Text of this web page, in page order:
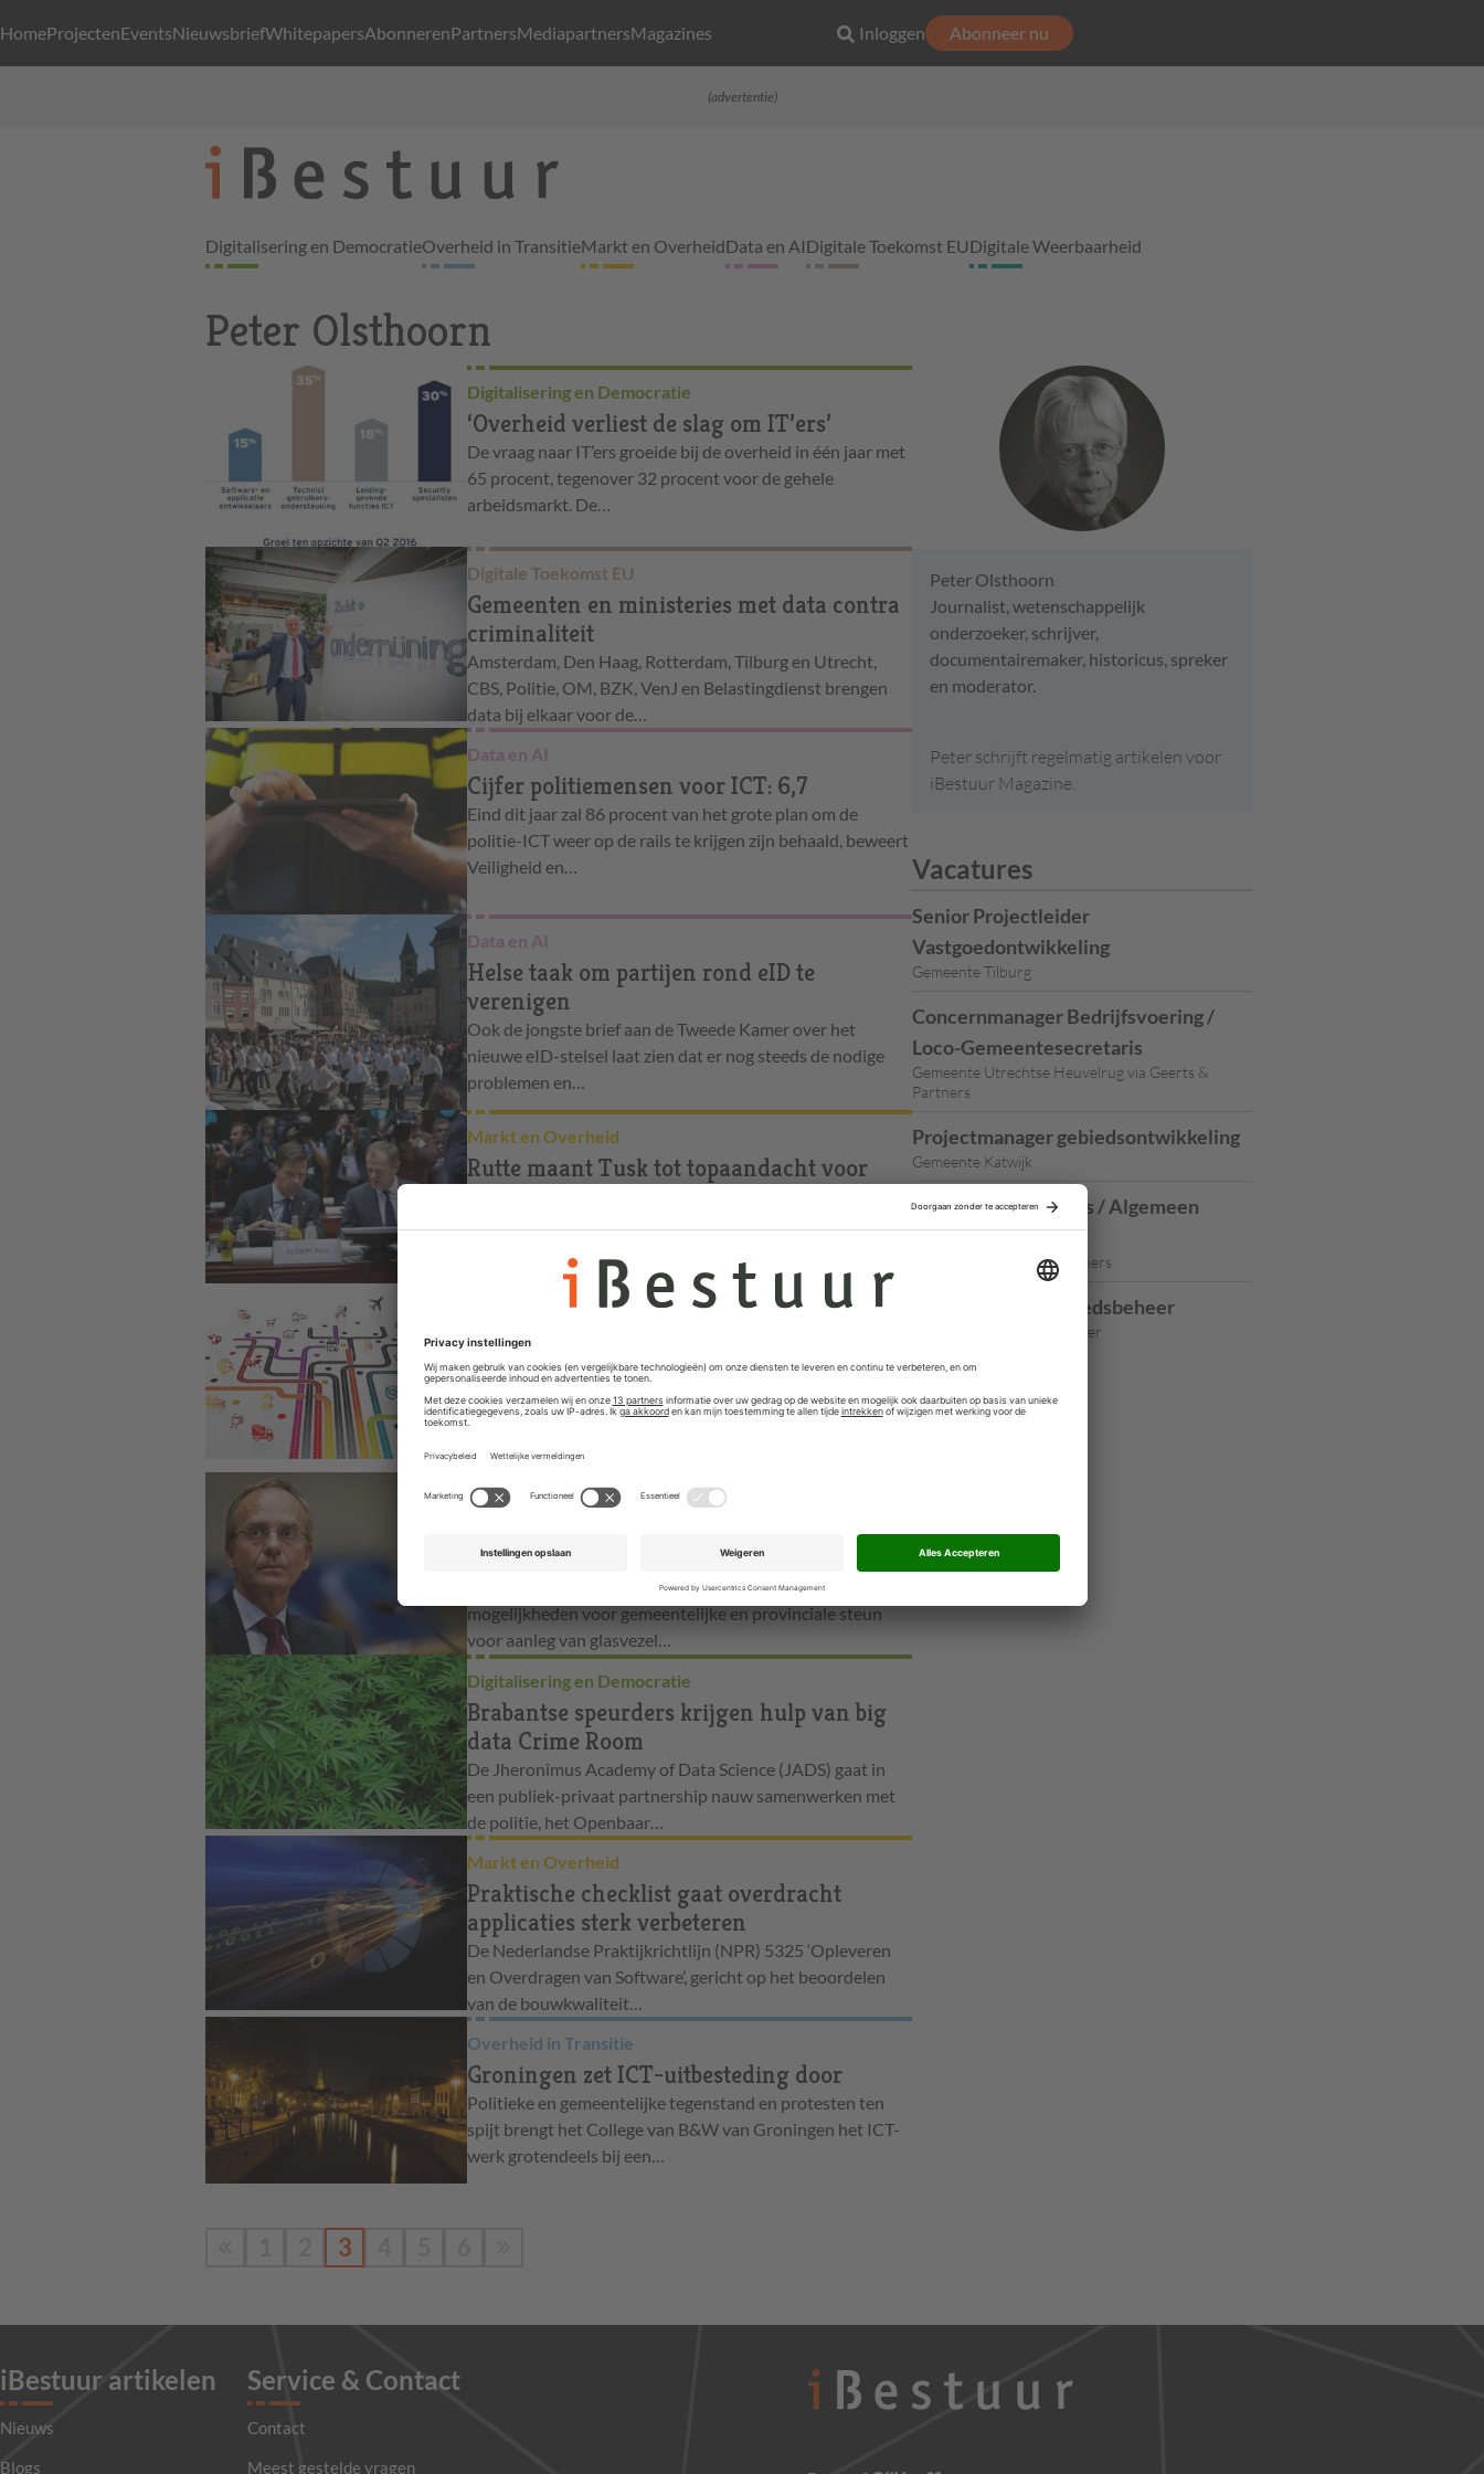
HomeProjectenEventsNieuwsbriefWhitepapersAbonnerenPartnersMediapartnersMagazines Inloggen Abonneer nu
(advertentie)
Digitalisering en DemocratieOverheid in TransitieMarkt en OverheidData en AIDigitale Toekomst EUDigitale Weerbaarheid
Peter Olsthoorn
Digitalisering en Democratie
‘Overheid verliest de slag om IT’ers’
De vraag naar IT’ers groeide bij de overheid in één jaar met
65 procent, tegenover 32 procent voor de gehele
arbeidsmarkt. De…
Digitale Toekomst EU
Gemeenten en ministeries met data contra
criminaliteit
Amsterdam, Den Haag, Rotterdam, Tilburg en Utrecht,
CBS, Politie, OM, BZK, VenJ en Belastingdienst brengen
data bij elkaar voor de…
Data en AI
Cijfer politiemensen voor ICT: 6,7
Eind dit jaar zal 86 procent van het grote plan om de
politie-ICT weer op de rails te krijgen zijn behaald, beweert
Veiligheid en…
Data en AI
Helse taak om partijen rond eID te
verenigen
Ook de jongste brief aan de Tweede Kamer over het
nieuwe eID-stelsel laat zien dat er nog steeds de nodige
problemen en…
Markt en Overheid
Rutte maant Tusk tot topaandacht voor
het regelen van de…
Centrale macht in digitale samenwerking
gemeenten
Gemeenten stemmen in met de oprichting van een College
van Dienstverleningszaken met dwingende macht, plus een
Fonds Gezamenlijke…
Overheid in Transitie
overheidssteun snel internet
Minister Henk Kamp van Economische Zaken ziet
mogelijkheden voor gemeentelijke en provinciale steun
voor aanleg van glasvezel…
Digitalisering en Democratie
Brabantse speurders krijgen hulp van big
data Crime Room
De Jheronimus Academy of Data Science (JADS) gaat in
een publiek-privaat partnership nauw samenwerken met
de politie, het Openbaar…
Markt en Overheid
Praktische checklist gaat overdracht
applicaties sterk verbeteren
De Nederlandse Praktijkrichtlijn (NPR) 5325 ‘Opleveren
en Overdragen van Software’, gericht op het beoordelen
van de bouwkwaliteit…
Overheid in Transitie
Groningen zet ICT-uitbesteding door
Politieke en gemeentelijke tegenstand en protesten ten
spijt brengt het College van B&W van Groningen het ICT-
werk grotendeels bij een…
3
Peter Olsthoorn
Journalist, wetenschappelijk
onderzoeker, schrijver,
documentairemaker, historicus, spreker
en moderator.
Peter schrijft regelmatig artikelen voor
iBestuur Magazine.
Vacatures
Senior Projectleider
Vastgoedontwikkeling
Gemeente Tilburg
Concernmanager Bedrijfsvoering /
Loco-Gemeentesecretaris
Gemeente Utrechtse Heuvelrug via Geerts &
Partners
Projectmanager gebiedsontwikkeling
Gemeente Katwijk
Gemeentesecretaris / Algemeen
Directeur
Dongen via Geerts & partners
Teammanager Gebiedsbeheer
Gemeente Haarlemmermeer
iBestuur artikelen
Nieuws
Blogs
Service & Contact
Contact
Meest gestelde vragen